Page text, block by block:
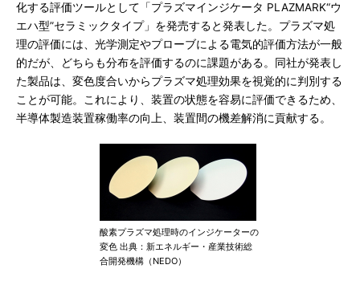
化する評価ツールとして「プラズマインジケータ PLAZMARK“ウ
エハ型”セラミックタイプ」を発売すると発表した。プラズマ処
理の評価には、光学測定やプローブによる電気的評価方法が一般
的だが、どちらも分布を評価するのに課題がある。同社が発表し
た製品は、変色度合いからプラズマ処理効果を視覚的に判別する
ことが可能。これにより、装置の状態を容易に評価できるため、
半導体製造装置稼働率の向上、装置間の機差解消に貢献する。
酸素プラズマ処理時のインジケーターの
変色 出典：新エネルギー・産業技術総
合開発機構（NEDO）